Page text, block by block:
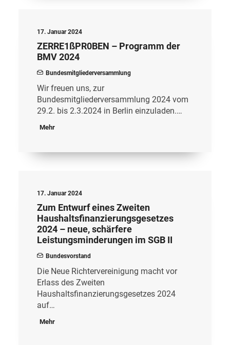
17. Januar 2024
ZERRE1ßPR0BEN – Programm der
BMV 2024
Bundesmitgliederversammlung
Wir freuen uns, zur
Bundesmitgliederversammlung 2024 vom
29.2. bis 2.3.2024 in Berlin einzuladen.…
Mehr
17. Januar 2024
Zum Entwurf eines Zweiten
Haushaltsfinanzierungsgesetzes
2024 – neue, schärfere
Leistungsminderungen im SGB II
Bundesvorstand
Die Neue Richtervereinigung macht vor
Erlass des Zweiten
Haushaltsfinanzierungsgesetzes 2024
auf…
Mehr